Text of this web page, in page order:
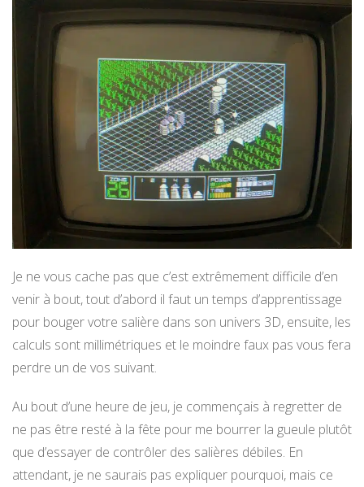
Je ne vous cache pas que c’est extrêmement difficile d’en
venir à bout, tout d’abord il faut un temps d’apprentissage
pour bouger votre salière dans son univers 3D, ensuite, les
calculs sont millimétriques et le moindre faux pas vous fera
perdre un de vos suivant.
Au bout d’une heure de jeu, je commençais à regretter de
ne pas être resté à la fête pour me bourrer la gueule plutôt
que d’essayer de contrôler des salières débiles. En
attendant, je ne saurais pas expliquer pourquoi, mais ce